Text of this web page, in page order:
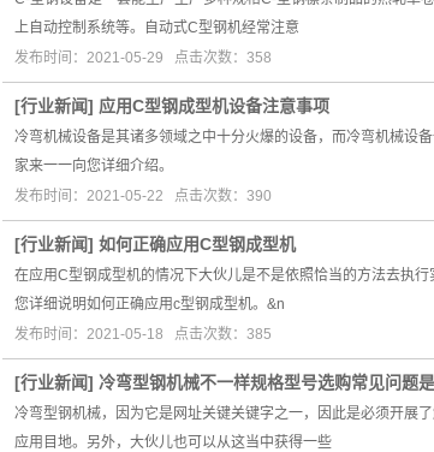
上自动控制系统等。自动式C型钢机经常注意
发布时间：2021-05-29 点击次数：358
[行业新闻] 应用C型钢成型机设备注意事项
冷弯机械设备是其诸多领域之中十分火爆的设备，而冷弯机械设
家来一一向您详细介绍。
发布时间：2021-05-22 点击次数：390
[行业新闻] 如何正确应用C型钢成型机
在应用C型钢成型机的情况下大伙儿是不是依照恰当的方法去执
您详细说明如何正确应用c型钢成型机。&n
发布时间：2021-05-18 点击次数：385
[行业新闻] 冷弯型钢机械不一样规格型号选购常见问题
冷弯型钢机械，因为它是网址关键关键字之一，因此是必须开展
应用目地。另外，大伙儿也可以从这当中获得一些